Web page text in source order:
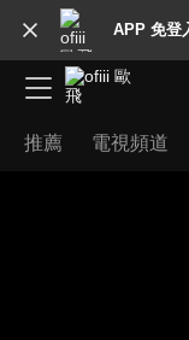
APP 免登
推薦 電視頻道